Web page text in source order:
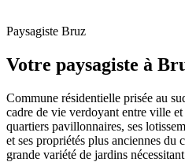
Paysagiste Bruz
Votre paysagiste à
Commune résidentielle prisée au
cadre de vie verdoyant entre ville
quartiers pavillonnaires, ses
et ses propriétés plus anciennes
grande variété de jardins